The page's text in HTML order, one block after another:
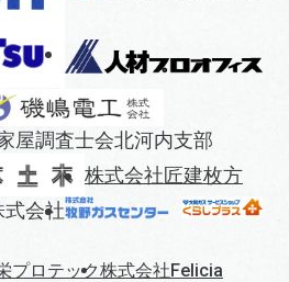
屋調査士会北河内支部
株式会社匠建枚方
式会社
プロテック株式会社Felicia